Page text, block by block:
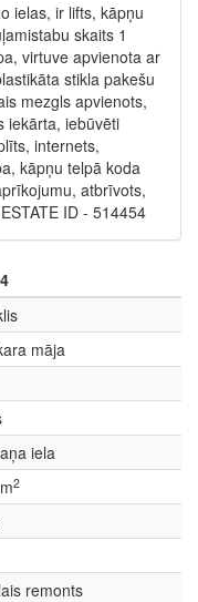
ielas, ir lifts, kāpņu
skaits 1
virtuve apvienota ar
stikla pakešu
mezgls apvienots,
iekārta, iebūvēti
internets,
kāpņu telpā koda
atbrīvots,
ID - 514454
māja
iela
2
remonts